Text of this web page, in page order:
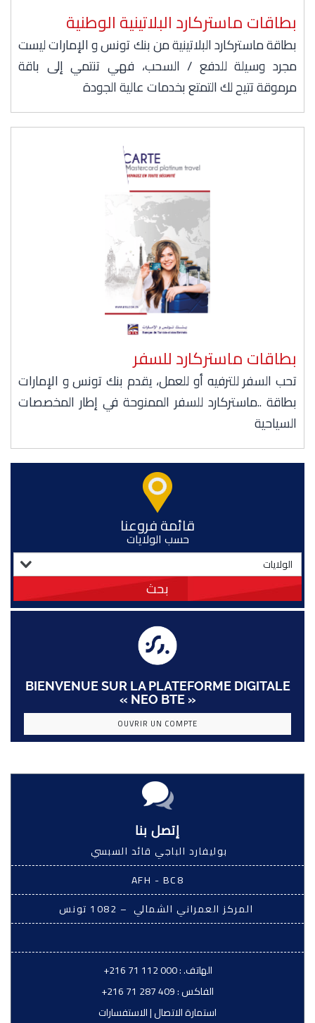
بطاقات ماستركارد البلاتينية الوطنية
بطاقة ماستركارد البلاتينية من بنك تونس و الإمارات ليست
مجرد وسيلة للدفع / السحب، فهي تنتمي إلى باقة
مرموقة تتيح لك التمتع بخدمات عالية الجودة
بطاقات ماستركارد للسفر
تحب السفر للترفيه أو للعمل، يقدم بنك تونس و الإمارات
بطاقة ..ماستركارد للسفر الممنوحة في إطار المخصصات
السياحية
قائمة فروعنا
حسب الولايات
بحث
BIENVENUE SUR LA PLATEFORME DIGITALE
« NEO BTE »
OUVRIR UN COMPTE
إتصل بنا
بوليفارد الباجي قائد السبسي
AFH - BC8
المركز العمراني الشمالي – 1082 تونس
الهاتف. :+216 71 112 000
الفاكس :+216 71 287 409
استمارة الاتصال|الاستفسارات